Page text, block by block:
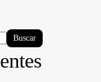
Buscar